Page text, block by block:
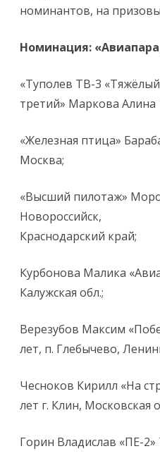
номинантов, на
Номинация:
«Туполев ТВ-3
третий» Маркова Алина
«Железная птица»
Москва;
«Высший пилотаж»
Новороссийск,
Краснодарский край;
Курбонова Малика
Калужская обл.;
Верезубов Максим
лет, п. Глебычево,
Чесноков Кирилл «На
лет г. Клин, Московская
Горин Владислав «ПЕ-2»